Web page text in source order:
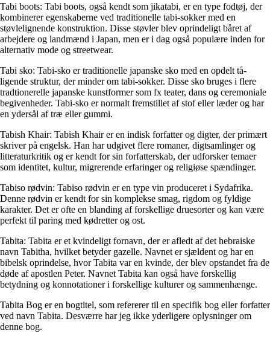
Tabi boots: Tabi boots, også kendt som jikatabi, er en type fodtøj, der
kombinerer egenskaberne ved traditionelle tabi-sokker med en
støvlelignende konstruktion. Disse støvler blev oprindeligt båret af
arbejdere og landmænd i Japan, men er i dag også populære inden for
alternativ mode og streetwear.
Tabi sko: Tabi-sko er traditionelle japanske sko med en opdelt tå-
ligende struktur, der minder om tabi-sokker. Disse sko bruges i flere
tradtionerelle japanske kunstformer som fx teater, dans og ceremoniale
begivenheder. Tabi-sko er normalt fremstillet af stof eller læder og har
en ydersål af træ eller gummi.
Tabish Khair: Tabish Khair er en indisk forfatter og digter, der primært
skriver på engelsk. Han har udgivet flere romaner, digtsamlinger og
litteraturkritik og er kendt for sin forfatterskab, der udforsker temaer
som identitet, kultur, migrerende erfaringer og religiøse spændinger.
Tabiso rødvin: Tabiso rødvin er en type vin produceret i Sydafrika.
Denne rødvin er kendt for sin komplekse smag, rigdom og fyldige
karakter. Det er ofte en blanding af forskellige druesorter og kan være
perfekt til paring med kødretter og ost.
Tabita: Tabita er et kvindeligt fornavn, der er afledt af det hebraiske
navn Tabitha, hvilket betyder gazelle. Navnet er sjældent og har en
bibelsk oprindelse, hvor Tabita var en kvinde, der blev opstandet fra de
døde af apostlen Peter. Navnet Tabita kan også have forskellig
betydning og konnotationer i forskellige kulturer og sammenhænge.
Tabita Bog er en bogtitel, som refererer til en specifik bog eller forfatter
ved navn Tabita. Desværre har jeg ikke yderligere oplysninger om
denne bog.